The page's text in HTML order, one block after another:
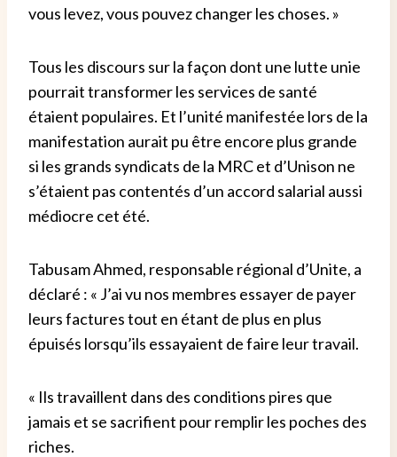
vous levez, vous pouvez changer les choses. »
Tous les discours sur la façon dont une lutte unie
pourrait transformer les services de santé
étaient populaires. Et l’unité manifestée lors de la
manifestation aurait pu être encore plus grande
si les grands syndicats de la MRC et d’Unison ne
s’étaient pas contentés d’un accord salarial aussi
médiocre cet été.
Tabusam Ahmed, responsable régional d’Unite, a
déclaré : « J’ai vu nos membres essayer de payer
leurs factures tout en étant de plus en plus
épuisés lorsqu’ils essayaient de faire leur travail.
« Ils travaillent dans des conditions pires que
jamais et se sacrifient pour remplir les poches des
riches.